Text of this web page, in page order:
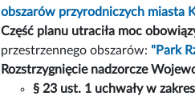
obszarów przyrodniczych miasta
Część planu utraciła moc
przestrzennego obszarów: "Park
Rozstrzygnięcie nadzorcze
§ 23 ust. 1 uchwały w